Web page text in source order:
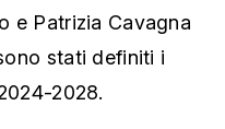
e Patrizia Cavagna
stati definiti i
2028.